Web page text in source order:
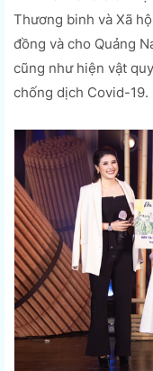
Thương binh và Xã
đồng và cho Quảng
cũng như hiện vật
chống dịch Covid-19.